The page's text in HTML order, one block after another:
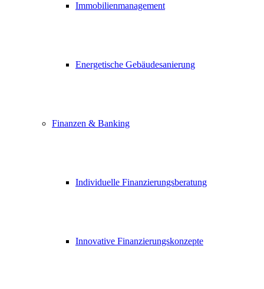
Immobilienmanagement
Energetische Gebäudesanierung
Finanzen & Banking
Individuelle Finanzierungsberatung
Innovative Finanzierungskonzepte